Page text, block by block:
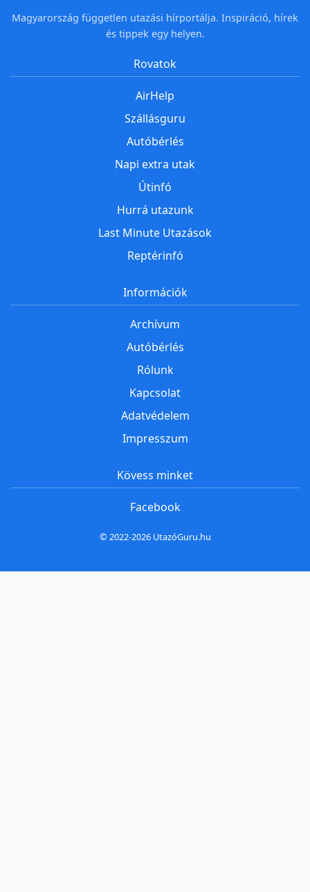
Magyarország független utazási hírportálja. Inspiráció, hírek
és tippek egy helyen.
Rovatok
AirHelp
Szállásguru
Autóbérlés
Napi extra utak
Útinfó
Hurrá utazunk
Last Minute Utazások
Reptérinfó
Információk
Archívum
Autóbérlés
Rólunk
Kapcsolat
Adatvédelem
Impresszum
Kövess minket
Facebook
© 2022-2026 UtazóGuru.hu